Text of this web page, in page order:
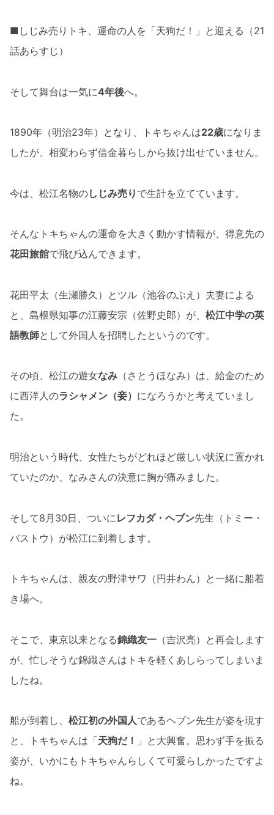
■しじみ売りトキ、運命の人を「天狗だ！」と迎える（21
話あらすじ）
そして舞台は一気に4年後へ。
1890年（明治23年）となり、トキちゃんは22歳になりま
したが、相変わらず借金暮らしから抜け出せていません。
今は、松江名物のしじみ売り で生計を立てています。
そんなトキちゃんの運命を大きく動かす情報が、得意先の
花田旅館で飛び込んできます。
花田平太（生瀬勝久）とツル（池谷のぶえ）夫妻による
と、島根県知事の江藤安宗（佐野史郎）が、 松江中学の英
語教師として外国人を招聘したというのです。
その頃、松江の遊女なみ （さとうほなみ）は、給金のため
に西洋人のラシャメン（妾） になろうかと考えていまし
た。
明治という時代、女性たちがどれほど厳しい状況に置かれ
ていたのか、なみさんの決意に胸が痛みました。
そして8月30日、ついに レフカダ・ヘブン先生（トミー・
バストウ）が松江に到着します。
トキちゃんは、親友の野津サワ（円井わん）と一緒に船着
き場へ。
そこで、東京以来となる錦織友一 （吉沢亮）と再会します
が、忙しそうな錦織さんはトキを軽くあしらってしまいま
したね。
船が到着し、 松江初の外国人であるヘブン先生が姿を現す
と、トキちゃんは「天狗だ！ 」と大興奮。思わず手を振る
姿が、いかにもトキちゃんらしくて可愛らしかったですよ
ね。